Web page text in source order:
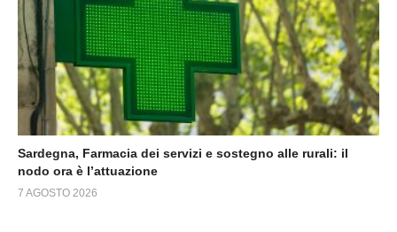
Sardegna, Farmacia dei servizi e sostegno alle rurali: il
nodo ora è l’attuazione
7 AGOSTO 2026